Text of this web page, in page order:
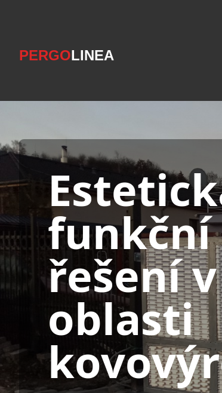
PERGOLINEA
funkční
řešení v
oblasti